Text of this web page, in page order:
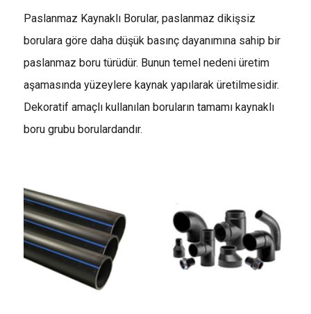
Paslanmaz Kaynaklı Borular, paslanmaz dikişsiz
borulara göre daha düşük basınç dayanımına sahip bir
paslanmaz boru türüdür. Bunun temel nedeni üretim
aşamasında yüzeylere kaynak yapılarak üretilmesidir.
Dekoratif amaçlı kullanılan boruların tamamı kaynaklı
boru grubu borulardandır.